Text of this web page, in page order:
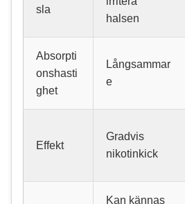
sla
halsen
Absorpti
onshasti
ghet
Långsammar
e
Effekt
Gradvis
nikotinkick
Kan kännas